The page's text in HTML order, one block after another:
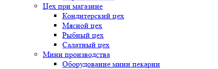
Цех при магазине
Кондитерский цех
Мясной цех
Рыбный цех
Салатный цех
Мини производства
Оборудование мини пекарни